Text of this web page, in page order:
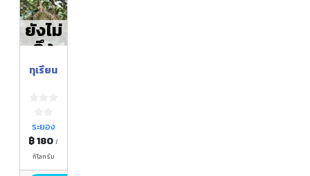
ยังไม่
ถึง
ฤดูกา
ล
ทุเรียน
ระยอง
฿ 180/
กิโลกรัม